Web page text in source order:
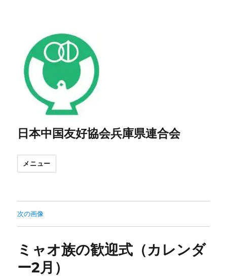
日本中国友好協会兵庫県連合会
メニュー
次の画像
ミャオ族の歓迎式（カレンダ
ー2月）